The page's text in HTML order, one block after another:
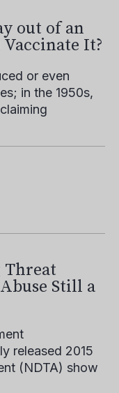
out of an
It?
or even
in the 1950s,
Threat
Still a
released 2015
(NDTA) show